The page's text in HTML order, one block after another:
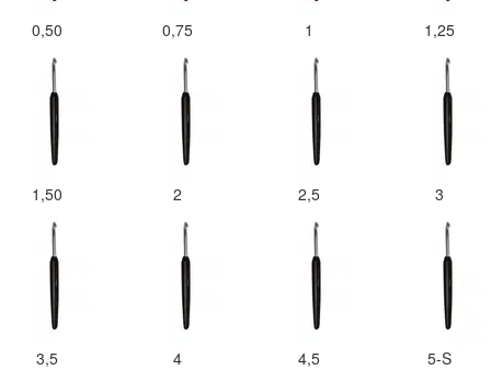
0,50 0,75 1 1,25
1,50 2 2,5 3
3,5 4 4,5 5-S